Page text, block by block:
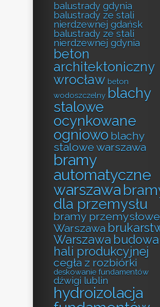
balustrady gdynia
balustrady ze stali
nierdzewnej gdańsk
balustrady ze stali
nierdzewnej gdynia
beton
architektoniczny
wrocław beton
wodoszczelny blachy
stalowe
ocynkowane
ogniowo blachy
stalowe warszawa
bramy
automatyczne
warszawa
dla przemysłu
bramy przemysłowe
Warszawa
Warszawa budowa
hali produkcyjnej
cegła z rozbiórki
deskowanie fundamentów
dźwigi lublin
hydroizolacja